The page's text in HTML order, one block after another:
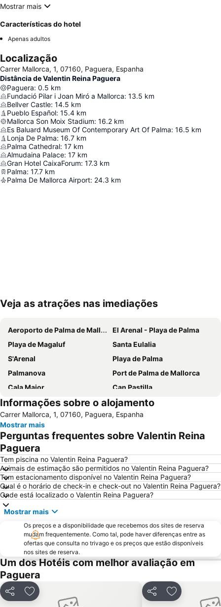
Mostrar mais
Características do hotel
Apenas adultos
Localização
Carrer Mallorca, 1, 07160, Paguera, Espanha
Distância de Valentin Reina Paguera
Paguera: 0.5 km
Fundació Pilar i Joan Miró a Mallorca: 13.5 km
Bellver Castle: 14.5 km
Pueblo Español: 15.4 km
Mallorca Son Moix Stadium: 16.2 km
Es Baluard Museum Of Contemporary Art Of Palma: 16.5 km
Lonja De Palma: 16.7 km
Palma Cathedral: 17 km
Almudaina Palace: 17 km
Gran Hotel CaixaForum: 17.3 km
Palma: 17.7 km
Palma De Mallorca Airport: 24.3 km
Ampliar mapa
Veja as atrações nas imediações
Aeroporto de Palma de Mallorca
El Arenal - Playa de Palma
Playa de Magaluf
Santa Eulalia
S'Arenal
Playa de Palma
Palmanova
Port de Palma de Mallorca
Cala Major
Can Pastilla
Puerto de Port de Soller
Golf de Andratx
Santa Ponça
Platja de Torà o Platja Peguera Torà
Polígono de Levante
Platja de Palma
Riu Centre Palace
House of Katmandu
Cala Blanca - Platja de Palmanova
Platja Palmira o Platja Peguera Palmira o Platja des Pouet
Puerto de Valdemossa - Sa Marina
Paseo Marítimo
Placa Major
Ballonfahrt mit All in One Mallorca
Santa Catalina
Centro Comercial Porto Pi
Aqualand
San Sebastián
Cala Pi' de Llucmajor
Portals Vells
Club Marítim San Antonio de la Playa
Pabisa Beach Club
Sant Jordi
Centre
Palma Aquarium
Mega Park
Informações sobre o alojamento
Carrer Mallorca, 1, 07160, Paguera, Espanha
Mostrar mais
Perguntas frequentes sobre Valentin Reina
Paguera
Tem piscina no Valentin Reina Paguera?
Animais de estimação são permitidos no Valentin Reina Paguera?
Tem estacionamento disponível no Valentin Reina Paguera?
Qual é o horário de check-in e check-out no Valentin Reina Paguera?
Onde está localizado o Valentin Reina Paguera?
Mostrar mais
Os preços e a disponibilidade que recebemos dos sites de reserva
mudam frequentemente. Como tal, pode haver diferenças entre as
ofertas que consulta no trivago e os preços que estão disponíveis
nos sites de reserva.
Um dos Hotéis com melhor avaliação em
Paguera
PartilharAdicionar aos favoritos PartilharAdicionar